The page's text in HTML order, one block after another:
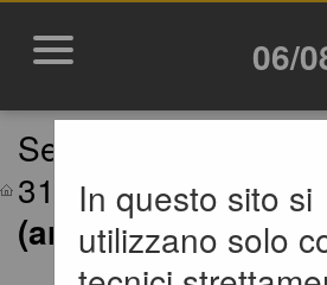
06/
Sei qui:
31/12/2023»
(art. 1 c. 32 L.190
In questo sito si
utilizzano solo